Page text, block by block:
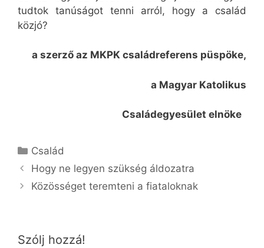
tudtok tanúságot tenni arról, hogy a család
közjó?
a szerző az MKPK családreferens püspöke,
a Magyar Katolikus
Családegyesület elnöke
Kategória
Család
Hogy ne legyen szükség áldozatra
Közösséget teremteni a fiataloknak
Szólj hozzá!